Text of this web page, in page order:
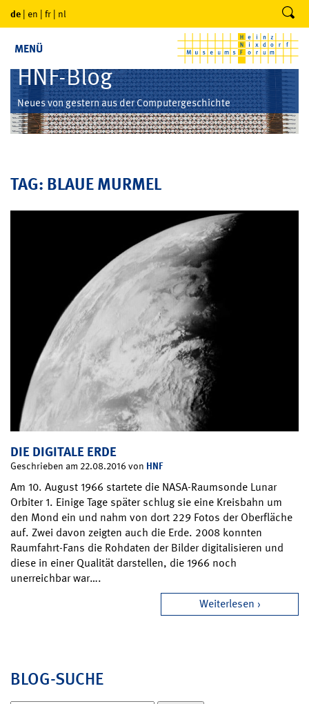
de | en | fr | nl
MENÜ
HNF-Blog
Neues von gestern aus der Computergeschichte
TAG: BLAUE MURMEL
DIE DIGITALE ERDE
Geschrieben am 22.08.2016 von HNF
Am 10. August 1966 startete die NASA-Raumsonde Lunar
Orbiter 1. Einige Tage später schlug sie eine Kreisbahn um
den Mond ein und nahm von dort 229 Fotos der Oberfläche
auf. Zwei davon zeigten auch die Erde. 2008 konnten
Raumfahrt-Fans die Rohdaten der Bilder digitalisieren und
diese in einer Qualität darstellen, die 1966 noch
unerreichbar war….
Weiterlesen
BLOG-SUCHE